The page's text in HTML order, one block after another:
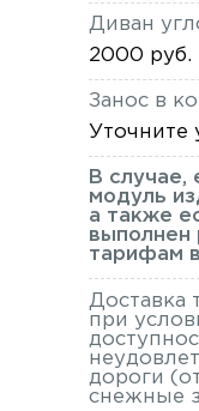
Диван
2000 руб.
Занос в
Уточните
В случае,
модуль
а также
выполнен
тарифам
Доставка
при
дороги
снежные